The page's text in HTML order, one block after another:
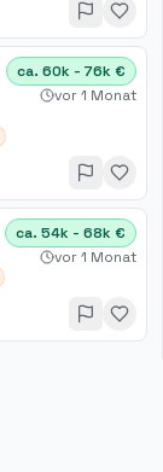
ca. 60k - 76k €
vor 1 Monat
ca. 54k - 68k €
vor 1 Monat